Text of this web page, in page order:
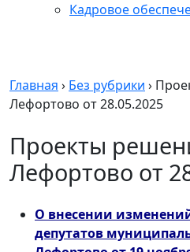
Кадровое
Главная › Без рубрики ›
Лефортово от 28.05.2025
Проекты
Лефортово от
О внесении
депутатов